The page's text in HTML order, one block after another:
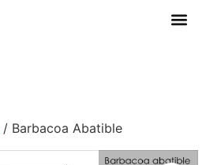
/ Barbacoa Abatible